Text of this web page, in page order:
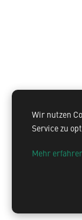
Wir nutzen
Service zu
Mehr